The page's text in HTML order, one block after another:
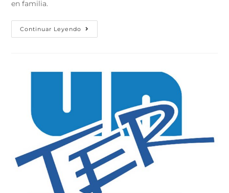
en familia.
Continuar Leyendo